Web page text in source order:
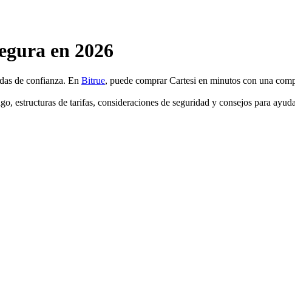
en 2026
de confianza. En Bitrue, puede comprar Cartesi en minutos con una
estructuras de tarifas, consideraciones de seguridad y consejos para